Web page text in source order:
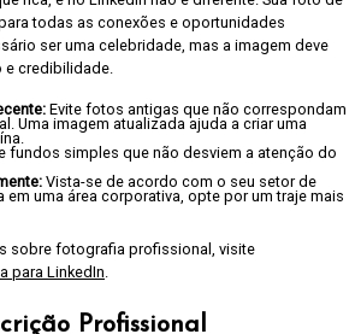
todas as conexões e oportunidades
ser uma celebridade, mas a imagem deve
e credibilidade.
Evite fotos antigas que não correspondam
Uma imagem atualizada ajuda a criar uma
fundos simples que não desviem a atenção do
Vista-se de acordo com o seu setor de
em uma área corporativa, opte por um traje mais
sobre fotografia profissional, visite
para LinkedIn.
Profissional